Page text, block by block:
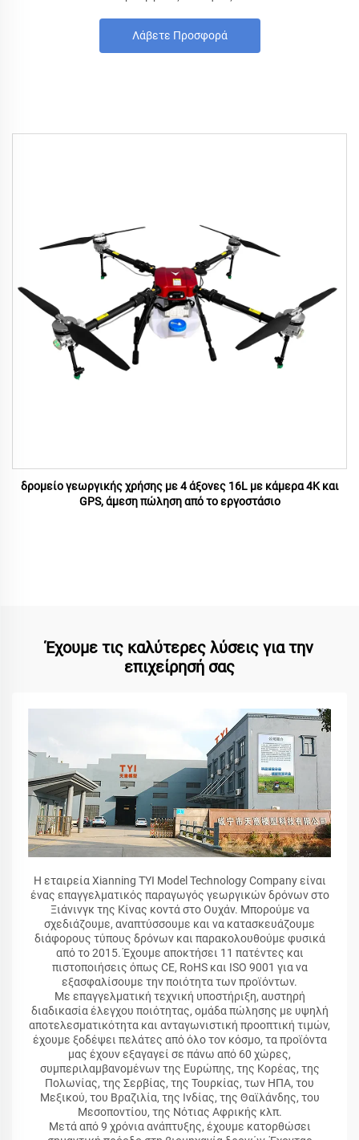
Λάβετε Προσφορά
δρομείο γεωργικής χρήσης με 4 άξονες 16L με κάμερα 4K και
GPS, άμεση πώληση από το εργοστάσιο
Έχουμε τις καλύτερες λύσεις για την
επιχείρησή σας
Η εταιρεία Xianning TYI Model Technology Company είναι
ένας επαγγελματικός παραγωγός γεωργικών δρόνων στο
Ξιάνινγκ της Κίνας κοντά στο Ουχάν. Μπορούμε να
σχεδιάζουμε, αναπτύσσουμε και να κατασκευάζουμε
διάφορους τύπους δρόνων και παρακολουθούμε φυσικά
από το 2015. Έχουμε αποκτήσει 11 πατέντες και
πιστοποιήσεις όπως CE, RoHS και ISO 9001 για να
εξασφαλίσουμε την ποιότητα των προϊόντων.
Με επαγγελματική τεχνική υποστήριξη, αυστηρή
διαδικασία έλεγχου ποιότητας, ομάδα πώλησης με υψηλή
αποτελεσματικότητα και ανταγωνιστική προοπτική τιμών,
έχουμε ξοδέψει πελάτες από όλο τον κόσμο, τα προϊόντα
μας έχουν εξαγαγεί σε πάνω από 60 χώρες,
συμπεριλαμβανομένων της Ευρώπης, της Κορέας, της
Πολωνίας, της Σερβίας, της Τουρκίας, των ΗΠΑ, του
Μεξικού, του Βραζιλία, της Ινδίας, της Θαϊλάνδης, του
Μεσοποντίου, της Νότιας Αφρικής κλπ.
Μετά από 9 χρόνια ανάπτυξης, έχουμε κατορθώσει